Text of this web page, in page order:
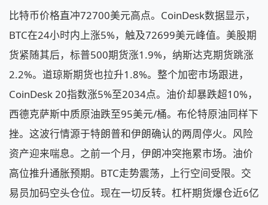
比特币价格直冲72700美元高点。CoinDesk数据显示，
BTC在24小时内上涨5%，触及72699美元峰值。美股期
货紧随其后，标普500期货涨1.9%，纳斯达克期货跳涨
2.2%。道琼斯期货也拉升1.8%。整个加密市场跟进，
CoinDesk 20指数涨5%至2034点。油价却暴跌超10%，
西德克萨斯中质原油跌至95美元/桶。布伦特原油同样下
挫。这波行情源于特朗普和伊朗确认的两周停火。风险
资产迎来喘息。之前一个月，伊朗冲突拖累市场。油价
高位推升通胀预期。BTC走势震荡，上行空间受限。交
易员加码空头仓位。现在一切反转。杠杆期货爆仓近6亿